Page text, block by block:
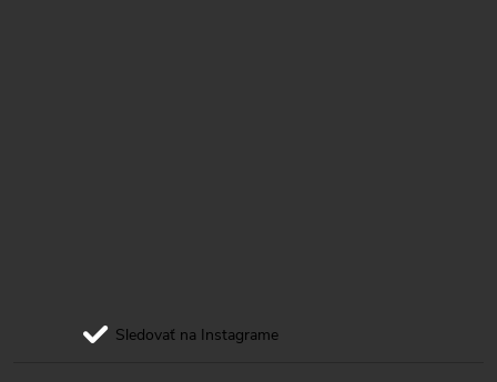
Sledovať na Instagrame